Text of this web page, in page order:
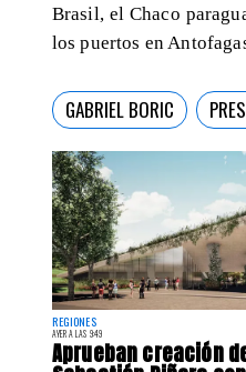
REGIONES
AYER A LAS 9:49
Aprueban creación
Brasil, el Chaco
los puertos en
GABRIEL BORIC